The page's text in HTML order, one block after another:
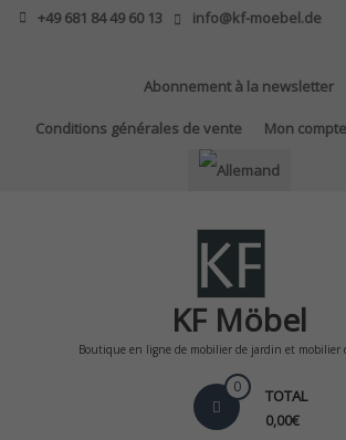
Skip
+49 681 84 49 60 13 info@kf-moebel.de
Abonnement à la newsletter
Conditions générales de vente Mon compte
KF Möbel
Boutique en ligne de mobilier de jardin et
0 TOTAL
0,00€